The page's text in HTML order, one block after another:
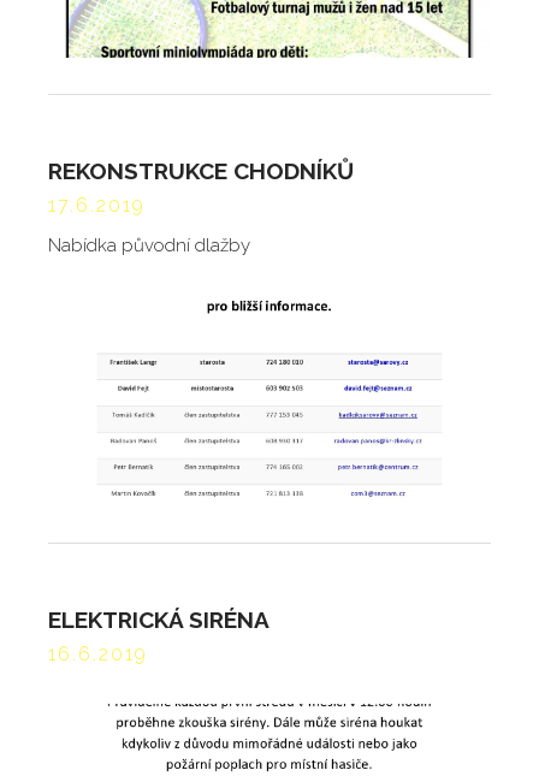
REKONSTRUKCE CHODNÍKŮ
17.6.2019
Nabídka původní dlažby
ELEKTRICKÁ SIRÉNA
16.6.2019